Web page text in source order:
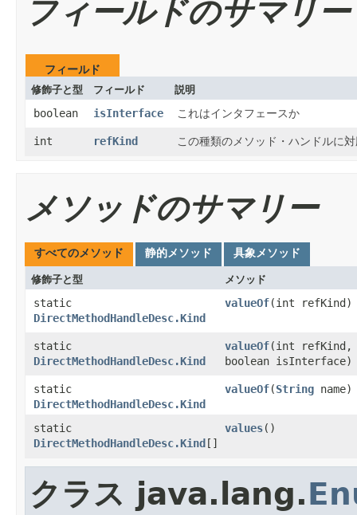
フィールドのサマリー
フィールド
修飾子と型 フィールド 説明
boolean isInterface これはインタフェースか
int refKind この種類のメソッド・ハンドルに
メソッドのサマリー
すべてのメソッド 静的メソッド 具象メソッド
修飾子と型 メソッド
static
DirectMethodHandleDesc.Kind
valueOf​(int refKind)
static
DirectMethodHandleDesc.Kind
valueOf​(int refKind,
boolean isInterface)
static
DirectMethodHandleDesc.Kind
valueOf​(String name)
static
DirectMethodHandleDesc.Kind[]
values()
クラス java.lang.